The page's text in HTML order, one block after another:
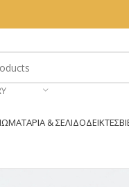
& ΣΕΛΙΔΟΔΕΊΚΤΕΣ